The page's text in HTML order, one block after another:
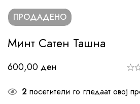
ПРОДАДЕНО
Минт Сатен Ташна
600,00ден
2 посетители го гледаат овој